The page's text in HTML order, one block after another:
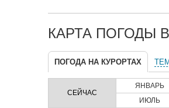
КАРТА ПОГОДЫ
ПОГОДА НА КУРОРТАХ
СЕЙЧАС
ЯНВАРЬ
ИЮЛЬ